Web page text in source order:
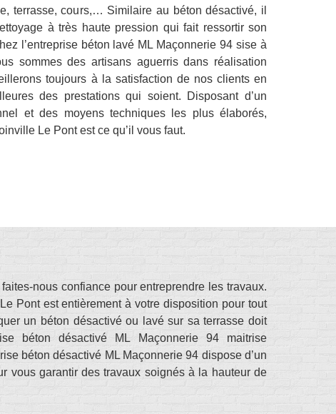
terrasse, cours,… Similaire au béton désactivé, il
à très haute pression qui fait ressortir son
l’entreprise béton lavé ML Maçonnerie 94 sise à
sommes des artisans aguerris dans réalisation
toujours à la satisfaction de nos clients en
des prestations qui soient. Disposant d’un
et des moyens techniques les plus élaborés,
Le Pont est ce qu’il vous faut.
nous confiance pour entreprendre les travaux.
Pont est entièrement à votre disposition pour tout
un béton désactivé ou lavé sur sa terrasse doit
béton désactivé ML Maçonnerie 94 maitrise
béton désactivé ML Maçonnerie 94 dispose d’un
vous garantir des travaux soignés à la hauteur de